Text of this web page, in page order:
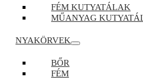
FÉM KUTYATÁLAK
MŰANYAG
NYAKÖRVEK
BŐR
FÉM